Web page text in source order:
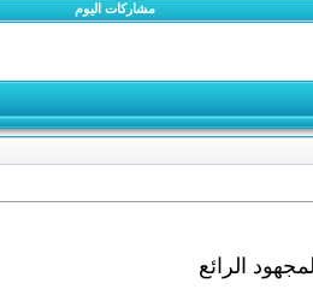
مشاركات اليوم
الرائع